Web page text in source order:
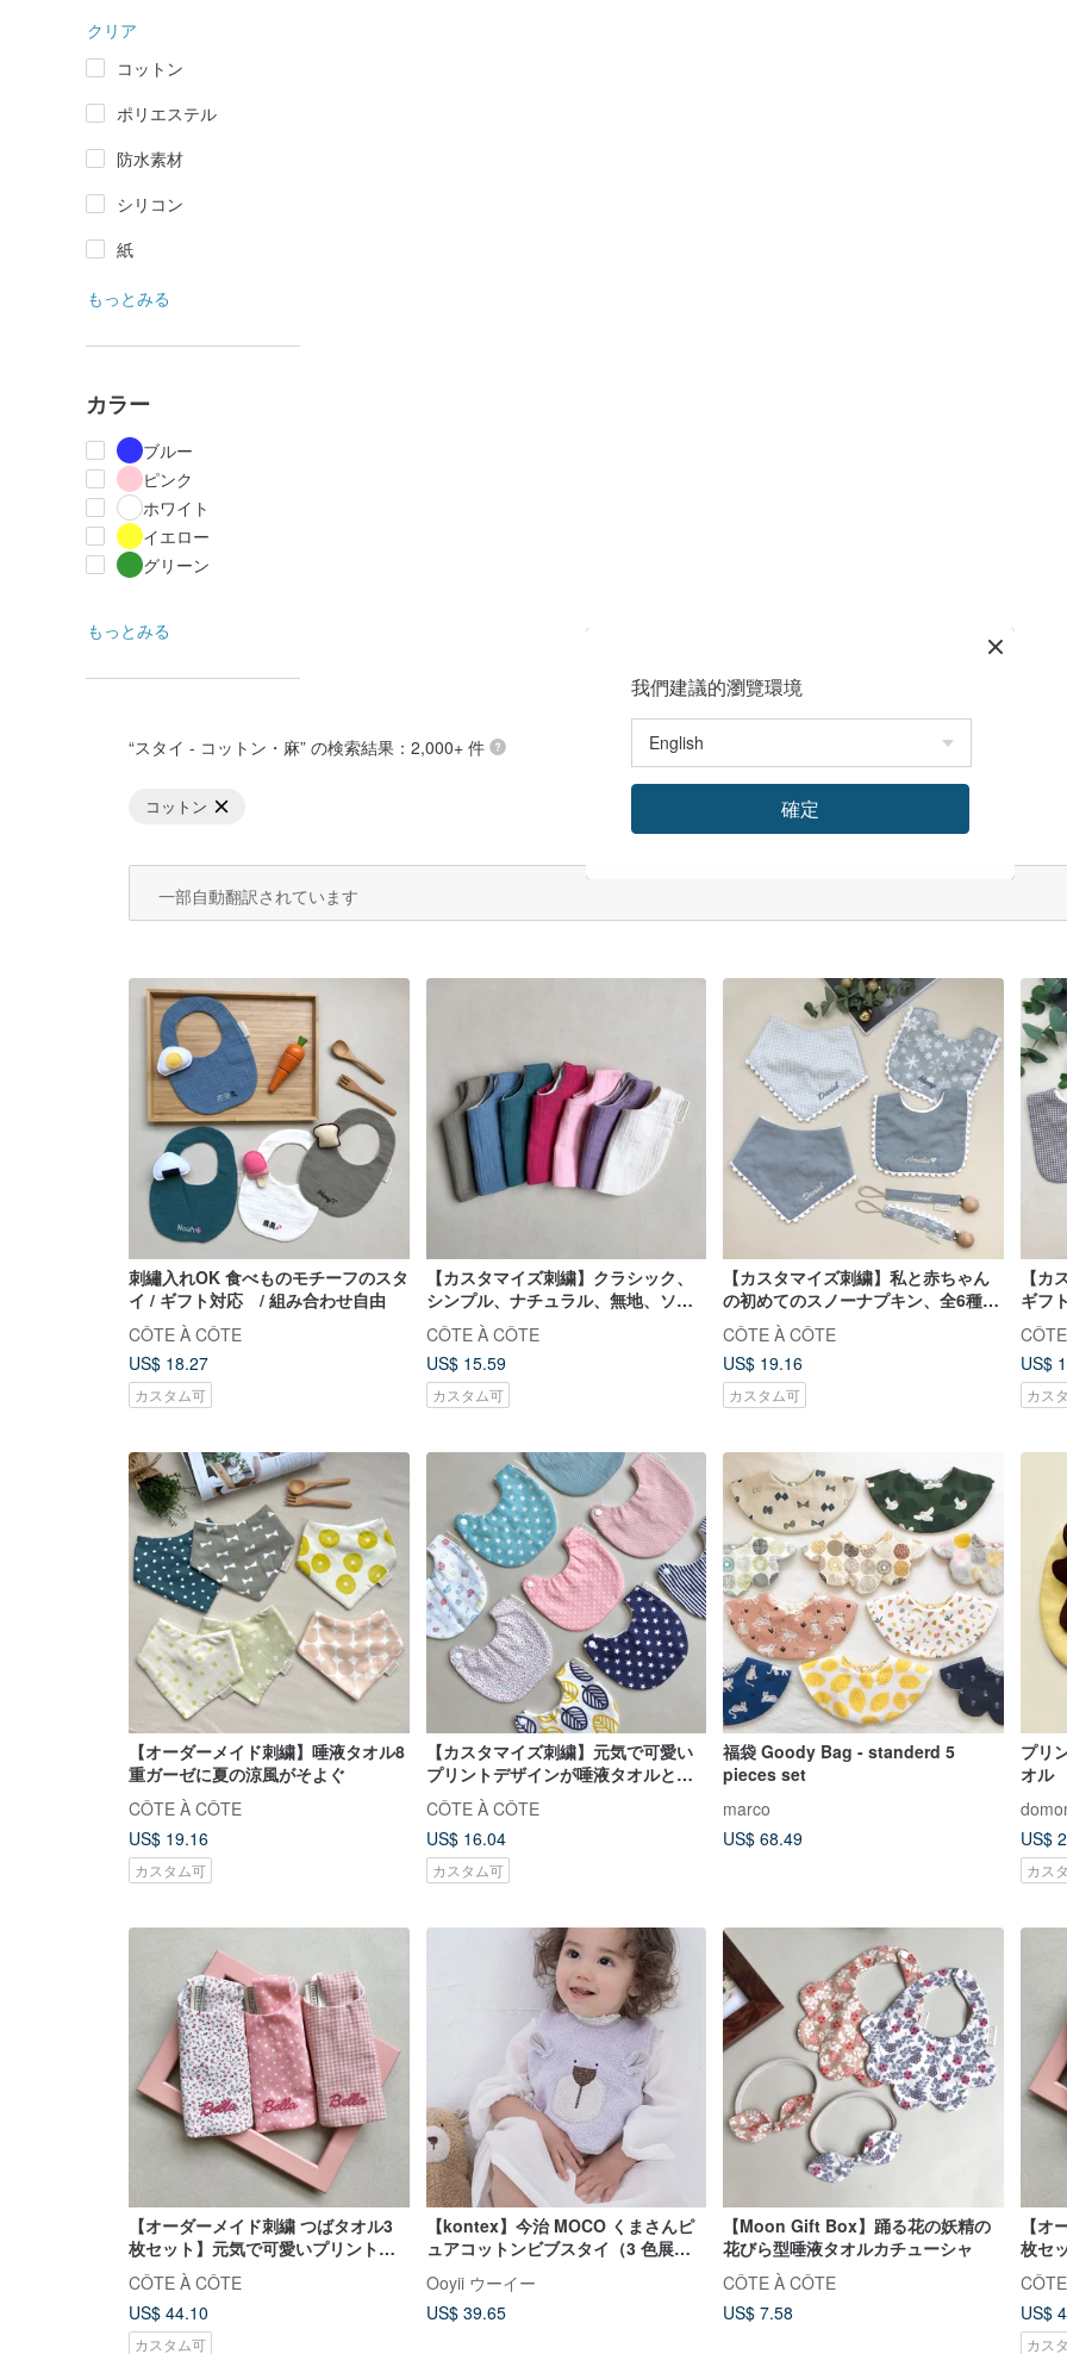
クリア
コットン
ポリエステル
防水素材
シリコン
紙
もっとみる
カラー
ブルー
ピンク
ホワイト
イエロー
グリーン
もっとみる
“スタイ - コットン・麻” の検索結果：2,000+ 件
コットン
一部自動翻訳されています
刺繡入れOK 食べものモチーフのスタ
イ / ギフト対応 / 組み合わせ自由
CÔTE À CÔTE
US$ 18.27
カスタム可
【カスタマイズ刺繍】クラシック、
シンプル、ナチュラル、無地、ソフ
トコットン、天然染め唾液タオル
CÔTE À CÔTE
US$ 15.59
カスタム可
【カスタマイズ刺繍】私と赤ちゃん
の初めてのスノーナプキン、全6種
類。
CÔTE À CÔTE
US$ 19.16
カスタム可
【カ
ギフ
オル
ルク
US$
カス
【オーダーメイド刺繍】唾液タオル8
重ガーゼに夏の涼風がそよぐ
CÔTE À CÔTE
US$ 19.16
カスタム可
【カスタマイズ刺繍】元気で可愛い
プリントデザインが唾液タオルとよ
く合います
CÔTE À CÔTE
US$ 16.04
カスタム可
福袋 Goody Bag - standerd 5
pieces set
marco
US$ 68.49
プリ
オル
US$
カス
【オーダーメイド刺繍 つばタオル3
枚セット】元気で可愛いプリントデ
ザイン、お月様のギフトに最適
CÔTE À CÔTE
US$ 44.10
カスタム可
【kontex】今治 MOCO くまさんピ
ュアコットンビブスタイ（3 色展
開）
Ooyii ウーイー
US$ 39.65
【Moon Gift Box】踊る花の妖精の
花びら型唾液タオルカチューシャ
CÔTE À CÔTE
US$ 7.58
【オ
枚セ
ザイ
US$
カス
我們建議的瀏覽環境
確定